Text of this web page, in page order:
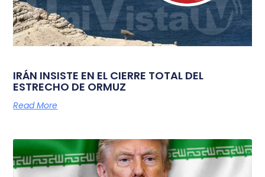
IRÁN INSISTE EN EL CIERRE TOTAL DEL
ESTRECHO DE ORMUZ
Read More